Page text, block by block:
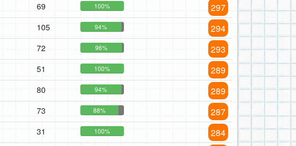
69 100% 297
105 94% 294
72 96% 293
51 100% 289
80 94% 289
73 88% 287
31 100% 284